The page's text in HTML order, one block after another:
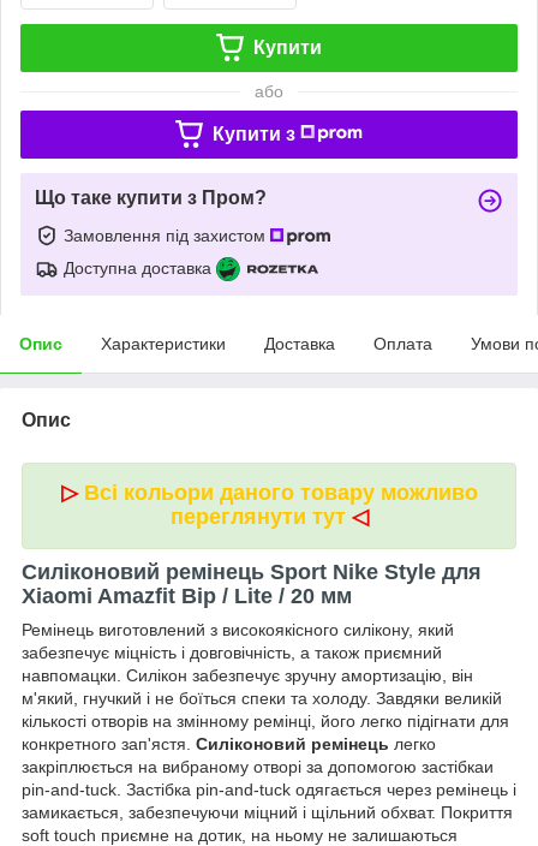
Купити
або
Купити з
Що таке купити з Пром?
Замовлення під захистом
Доступна доставка
Опис Характеристики Доставка Оплата Умови
Опис
▷ Всі кольори даного товару можливо
переглянути тут◁
Силіконовий ремінець Sport Nike Style для
Xiaomi Amazfit Bip / Lite / 20 мм
Ремінець виготовлений з високоякісного силікону, який
забезпечує міцність і довговічність, а також приємний
навпомацки. Силікон забезпечує зручну амортизацію, він
м'який, гнучкий і не боїться спеки та холоду. Завдяки великій
кількості отворів на змінному ремінці, його легко підігнати для
конкретного зап'ястя. Силіконовий ремінець легко
закріплюється на вибраному отворі за допомогою застібкаи
pin-and-tuck. Застібка pin-and-tuck одягається через ремінець і
замикається, забезпечуючи міцний і щільний обхват. Покриття
soft touch приємне на дотик, на ньому не залишаються